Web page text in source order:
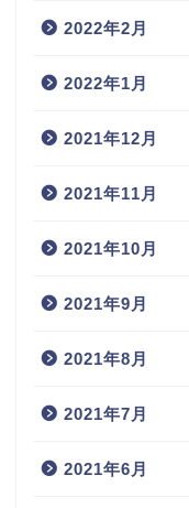
2022年2月
2022年1月
2021年12月
2021年11月
2021年10月
2021年9月
2021年8月
2021年7月
2021年6月